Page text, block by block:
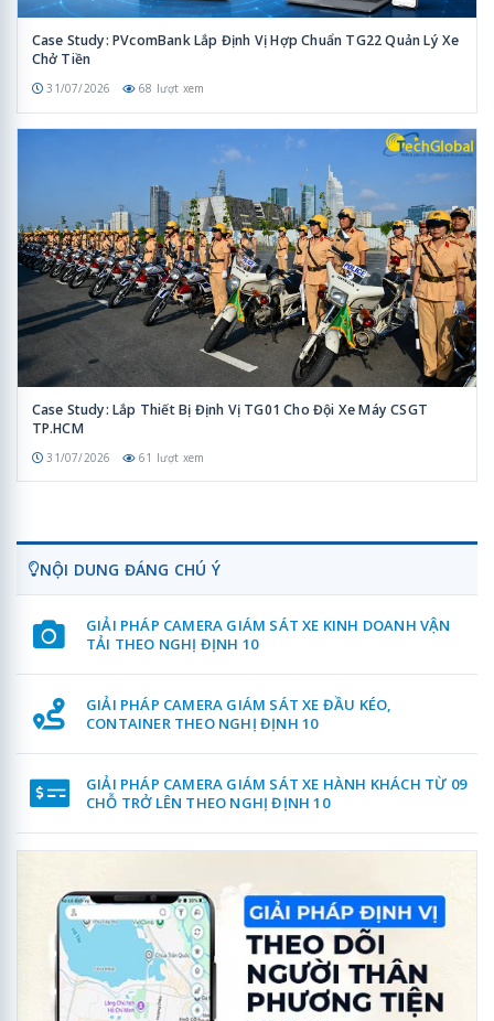
Case Study: PVcomBank Lắp Định Vị Hợp Chuẩn TG22 Quản Lý Xe
Chở Tiền
31/07/2026 68 lượt xem
Case Study: Lắp Thiết Bị Định Vị TG01 Cho Đội Xe Máy CSGT
TP.HCM
31/07/2026 61 lượt xem
NỘI DUNG ĐÁNG CHÚ Ý
GIẢI PHÁP CAMERA GIÁM SÁT XE KINH DOANH VẬN
TẢI THEO NGHỊ ĐỊNH 10
GIẢI PHÁP CAMERA GIÁM SÁT XE ĐẦU KÉO,
CONTAINER THEO NGHỊ ĐỊNH 10
GIẢI PHÁP CAMERA GIÁM SÁT XE HÀNH KHÁCH TỪ 09
CHỖ TRỞ LÊN THEO NGHỊ ĐỊNH 10